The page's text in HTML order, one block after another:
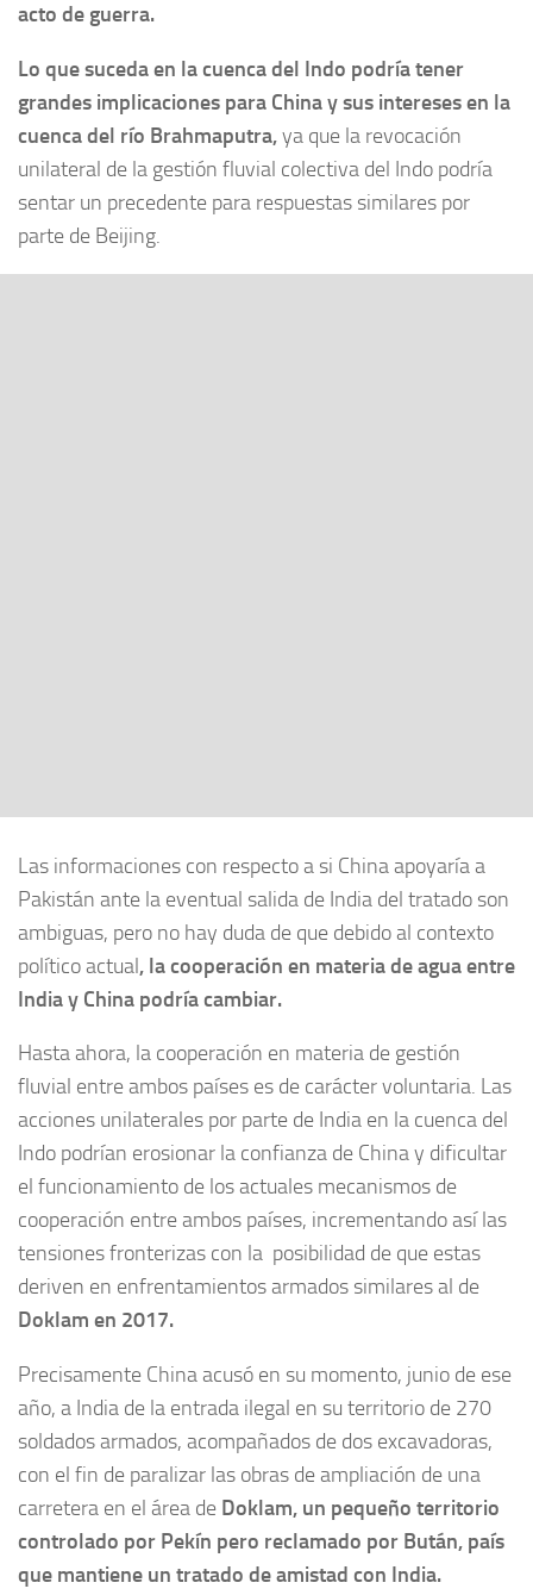
acto de guerra.
Lo que suceda en la cuenca del Indo podría tener
grandes implicaciones para Chinay sus intereses en la
cuenca del río Brahmaputra,ya que la revocación
unilateral de la gestión fluvial colectiva del Indo podría
sentar un precedente para respuestas similares por
parte de Beijing.
Las informaciones con respecto a si China apoyaría a
Pakistán ante la eventual salida de India del tratado son
ambiguas, pero no hay duda de que debido al contexto
político actual, la cooperación en materia de agua entre
India y China podría cambiar.
Hasta ahora, la cooperación en materia de gestión
fluvial entre ambos países es de carácter voluntaria. Las
acciones unilaterales por parte de India en la cuenca del
Indo podrían erosionar la confianza de China y dificultar
el funcionamiento de los actuales mecanismos de
cooperación entre ambos países, incrementando así las
tensiones fronterizas con la posibilidad de que estas
deriven en enfrentamientos armados similares al de
Doklam en 2017.
Precisamente China acusó en su momento, junio de ese
año, a India de la entrada ilegal en su territorio de 270
soldados armados, acompañados de dos excavadoras,
con el fin de paralizar las obras de ampliación de una
carretera en el área de Doklam, un pequeño territorio
controlado por Pekín pero reclamado por Bután, país
que mantiene un tratado de amistad con India.